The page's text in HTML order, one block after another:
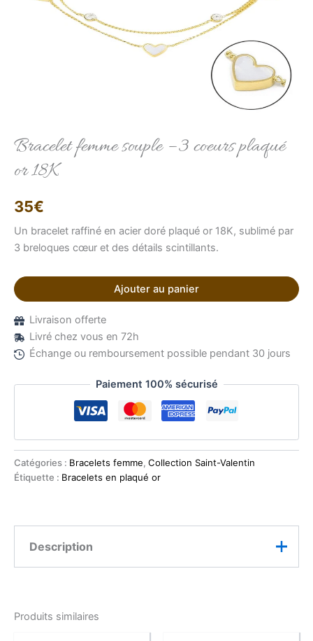
Bracelet femme souple – 3 coeurs plaqué
or 18K
35€
Un bracelet raffiné en acier doré plaqué or 18K, sublimé par
3 breloques cœur et des détails scintillants.
Ajouter au panier
Livraison offerte
Livré chez vous en 72h
Échange ou remboursement possible pendant 30 jours
Paiement 100% sécurisé
Catégories : Bracelets femme, Collection Saint-Valentin
Étiquette : Bracelets en plaqué or
Description
lignes délicates. Ses 3 breloques en forme de cœur,
accompagnées de zirconiums lumineux, créent un
Produits similaires
Bonjour, je suis Élise, votre conseillère virtuelle.